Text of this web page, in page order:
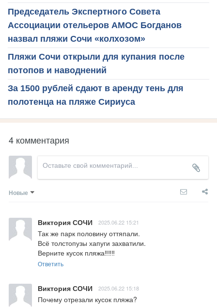
Председатель Экспертного Совета
Ассоциации отельеров АМОС Богданов
назвал пляжи Сочи «колхозом»
Пляжи Сочи открыли для купания после
потопов и наводнений
За 1500 рублей сдают в аренду тень для
полотенца на пляже Сириуса
4 комментария
Новые
Виктория СОЧИ 2025.06.22 15:21
Так же парк половину оттяпали.
Всё толстопузы хапуги захватили.
Верните кусок пляжа‼️‼️‼️
Ответить
Виктория СОЧИ 2025.06.22 15:18
Почему отрезали кусок пляжа?